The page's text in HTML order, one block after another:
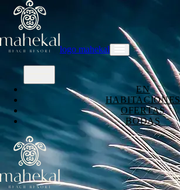
logo mahekal
EN
HABITACIONES
OFERTAS
BODAS